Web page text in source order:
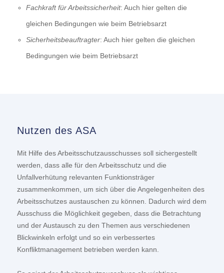
Fachkraft für Arbeitssicherheit: Auch hier gelten die
gleichen Bedingungen wie beim Betriebsarzt
Sicherheitsbeauftragter: Auch hier gelten die gleichen
Bedingungen wie beim Betriebsarzt
Nutzen des ASA
Mit Hilfe des Arbeitsschutzausschusses soll sichergestellt
werden, dass alle für den Arbeitsschutz und die
Unfallverhütung relevanten Funktionsträger
zusammenkommen, um sich über die Angelegenheiten des
Arbeitsschutzes austauschen zu können. Dadurch wird dem
Ausschuss die Möglichkeit gegeben, dass die Betrachtung
und der Austausch zu den Themen aus verschiedenen
Blickwinkeln erfolgt und so ein verbessertes
Konfliktmanagement betrieben werden kann.